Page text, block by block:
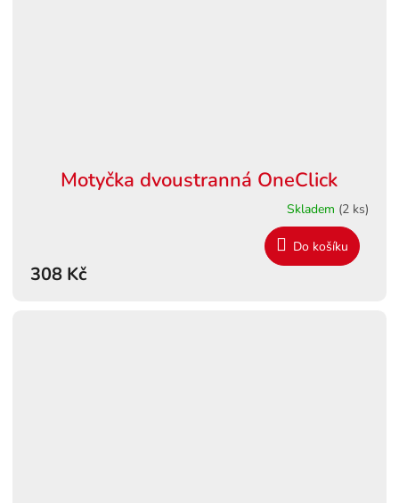
Motyčka dvoustranná OneClick
Skladem (2 ks)
308 Kč
Do košíku